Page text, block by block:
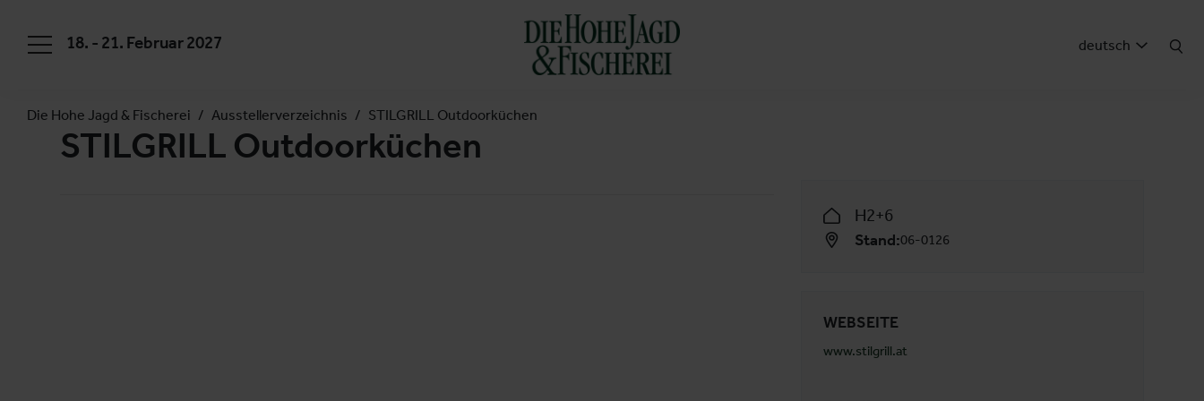
18. - 21. Februar 2027 deutsch
Die Hohe Jagd & Fischerei Ausstellerverzeichnis STILGRILL Outdoorküchen
STILGRILL Outdoorküchen
H2+6
Stand:06-0126
WEBSEITE
www.stilgrill.at